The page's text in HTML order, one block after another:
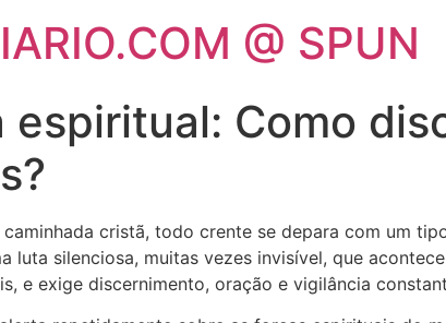
@ SPUN
espiritual: Como
cristã, todo crente se depara com um
luta silenciosa, muitas vezes invisível, que
e exige discernimento, oração e vigilância